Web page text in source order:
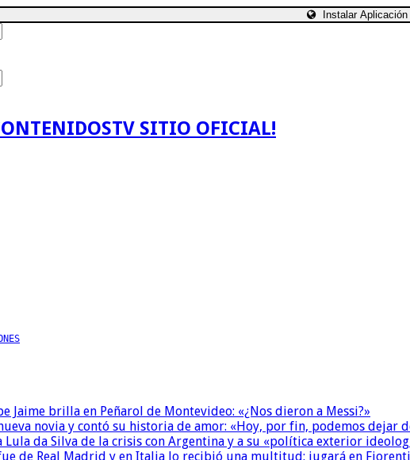
Instalar Aplicación
SITIO OFICIAL!
Jaime brilla en Peñarol de Montevideo: «¿Nos dieron a Messi?»
novia y contó su historia de amor: «Hoy, por fin, podemos dejar
Lula da Silva de la crisis con Argentina y a su «política exterior
de Real Madrid y en Italia lo recibió una multitud: jugará en